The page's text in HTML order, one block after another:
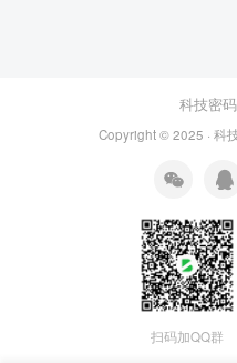
科技密码
Copyright © 2025 · 科
扫码加QQ群